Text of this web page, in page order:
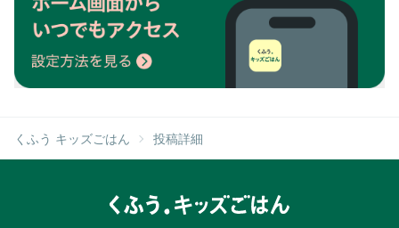
くふう キッズごはん 投稿詳細